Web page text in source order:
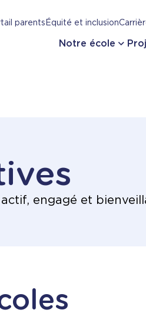
parentsÉquité et inclusion
Notre école
engagé et